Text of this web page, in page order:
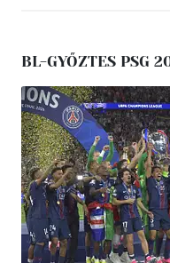
BL-GYŐZTES PSG